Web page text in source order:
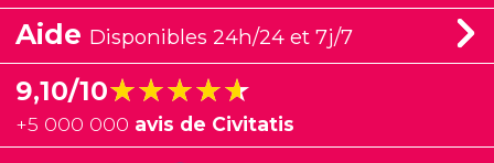
Aide Disponibles 24h/24 et 7j/7
9,10/10★★★★★
★★★★★
+5 000 000 avis de Civitatis